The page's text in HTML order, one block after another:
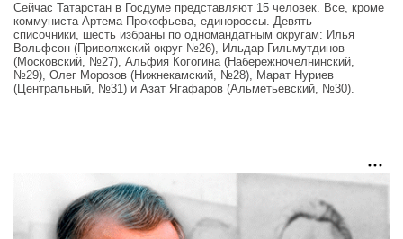
Сейчас Татарстан в Госдуме представляют 15 человек. Все, кроме
коммуниста Артема Прокофьева, единороссы. Девять –
списочники, шесть избраны по одномандатным округам: Илья
Вольфсон (Приволжский округ №26), Ильдар Гильмутдинов
(Московский, №27), Альфия Когогина (Набережночелнинский,
№29), Олег Морозов (Нижнекамский, №28), Марат Нуриев
(Центральный, №31) и Азат Ягафаров (Альметьевский, №30).